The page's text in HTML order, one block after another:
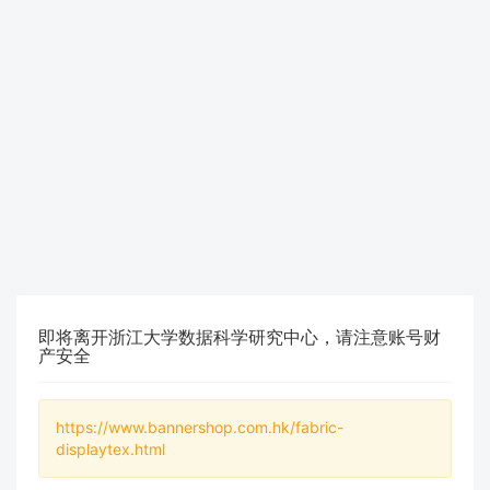
即将离开浙江大学数据科学研究中心，请注意账号财
产安全
https://www.bannershop.com.hk/fabric-
displaytex.html